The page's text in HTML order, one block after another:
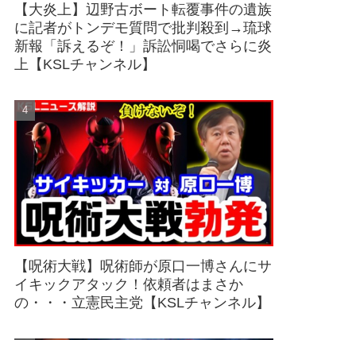
【大炎上】辺野古ボート転覆事件の遺族
に記者がトンデモ質問で批判殺到→琉球
新報「訴えるぞ！」訴訟恫喝でさらに炎
上【KSLチャンネル】
【呪術大戦】呪術師が原口一博さんにサ
イキックアタック！依頼者はまさか
の・・・立憲民主党【KSLチャンネル】